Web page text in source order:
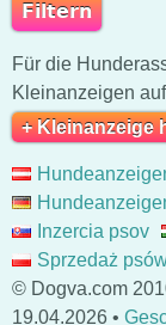
Für die
Kleinanzeigen
+ Kleinanzeige
Inzercia psov
Sprzedaż
© Dogva.com
19.04.2026 •